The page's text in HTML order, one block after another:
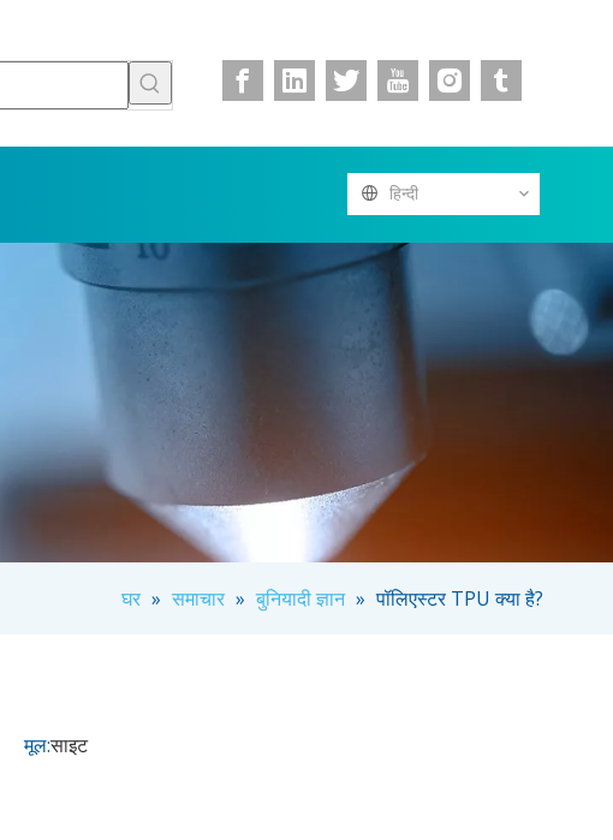
हिन्दी
घर » समाचार » बुनियादी ज्ञान » पॉलिएस्टर TPU क्या है?
मूल:साइट